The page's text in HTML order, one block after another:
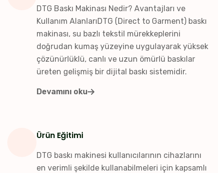
DTG Baskı Makinası Nedir? Avantajları ve
Kullanım AlanlarıDTG (Direct to Garment) baskı
makinası, su bazlı tekstil mürekkeplerini
doğrudan kumaş yüzeyine uygulayarak yüksek
çözünürlüklü, canlı ve uzun ömürlü baskılar
üreten gelişmiş bir dijital baskı sistemidir.
Devamını oku
Ürün Eğitimi
DTG baskı makinesi kullanıcılarının cihazlarını
en verimli şekilde kullanabilmeleri için kapsamlı